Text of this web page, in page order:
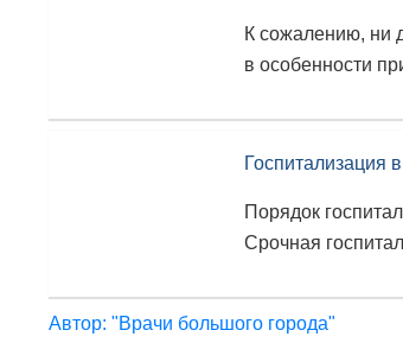
К сожалению, ни
в особенности
Госпитализация
Порядок
Срочная
Автор: "Врачи большого города"